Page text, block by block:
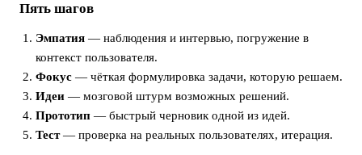
Пять шагов
Эмпатия — наблюдения и интервью, погружение в
контекст пользователя.
Фокус — чёткая формулировка задачи, которую решаем.
Идеи — мозговой штурм возможных решений.
Прототип — быстрый черновик одной из идей.
Тест— проверка на реальных пользователях, итерация.